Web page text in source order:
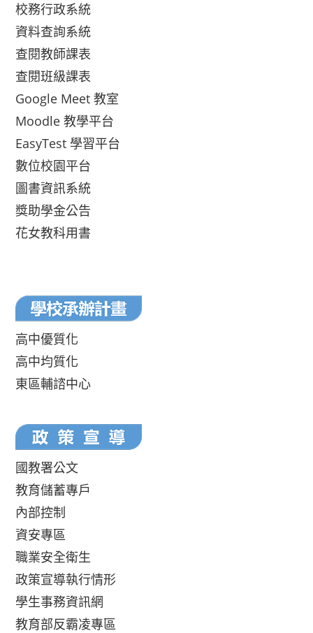
校務行政系統
資料查詢系統
查閱教師課表
查閱班級課表
Google Meet 教室
Moodle 教學平台
EasyTest 學習平台
數位校園平台
圖書資訊系統
獎助學金公告
花女教科用書
高中優質化
高中均質化
東區輔諮中心
國教署公文
教育儲蓄專戶
內部控制
資安專區
職業安全衛生
政策宣導執行情形
學生事務資訊網
教育部反霸凌專區